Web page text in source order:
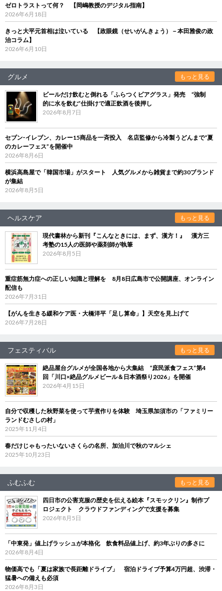
ゼロトラストって何？ 【岡嶋教授のデジタル指南】
2026年6月18日
きっと大平元首相は泣いている 【政眼鏡（せいがんきょう）－本田雅俊の政
治コラム】
2026年6月10日
グルメ もっと見る
ビールだけ飲むと倒れる「ふらつくビアグラス」発売 “強制
的に水を飲む”仕掛けで適正飲酒を後押し
2026年8月7日
セブン‐イレブン、カレー15商品を一斉投入 名店監修から冷製うどんまで“夏
のカレーフェス”を開催中
2026年8月6日
横浜高島屋で「韓国市場」がスタート 人気グルメから雑貨まで約30ブランド
が集結
2026年8月5日
ヘルスケア もっと見る
現代書林から新刊『こんなときには、まず、漢方！』 漢方三
考塾の15人の医師や薬剤師が執筆
2026年8月5日
重症筋無力症への正しい知識と理解を 8月8日広島市で公開講座、オンライン
配信も
2026年7月31日
【がんを生きる緩和ケア医・大橋洋平「足し算命」】天空を見上げて
2026年7月28日
フェスティバル もっと見る
絶品屋台グルメが全国各地から大集結 “庶民派食フェス”第4
回「川口×絶品グルメビール＆日本酒祭り2026」を開催
2026年4月15日
自分で収穫した秋野菜を使って芋煮作りを体験 埼玉県加須市の「ファミリー
ランドむさしの村」
2025年11月4日
春だけじゃもったいないさくらの名所、加治川で秋のマルシェ
2025年10月23日
ふむふむ もっと見る
四日市の公害克服の歴史を伝える絵本『スモックリン』制作プ
ロジェクト クラウドファンディングで支援を募集
2026年8月5日
「中東発」値上げラッシュが本格化 飲食料品値上げ、約3年ぶりの多さに
2026年8月4日
物価高でも「夏は家族で長距離ドライブ」 宿泊ドライブ予算4万円超、渋滞・
猛暑への備えも必須
2026年8月3日